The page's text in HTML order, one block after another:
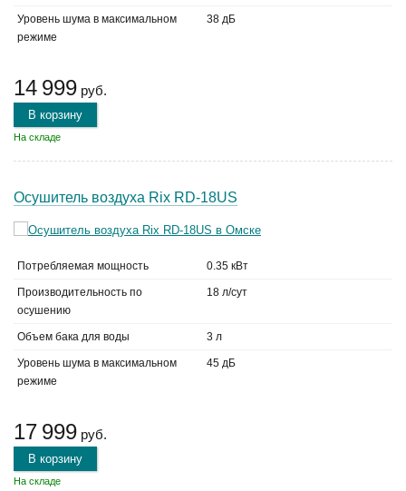
Уровень шума в максимальном
режиме
38 дБ
14 999 руб.
В корзину
На складе
Осушитель воздуха Rix RD-18US
Потребляемая мощность 0.35 кВт
Производительность по
осушению
18 л/сут
Объем бака для воды 3 л
Уровень шума в максимальном
режиме
45 дБ
17 999 руб.
В корзину
На складе